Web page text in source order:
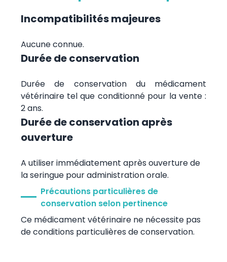
Incompatibilités majeures
Aucune connue.
Durée de conservation
Durée de conservation du médicament
vétérinaire tel que conditionné pour la vente :
2 ans.
Durée de conservation après
ouverture
A utiliser immédiatement après ouverture de
la seringue pour administration orale.
Précautions particulières de
conservation selon pertinence
Ce médicament vétérinaire ne nécessite pas
de conditions particulières de conservation.